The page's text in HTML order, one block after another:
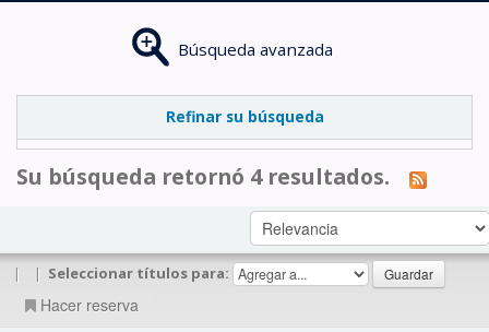
Búsqueda avanzada
Refinar su búsqueda
Su búsqueda retornó 4 resultados.
| | Seleccionar títulos para:
Hacer reserva